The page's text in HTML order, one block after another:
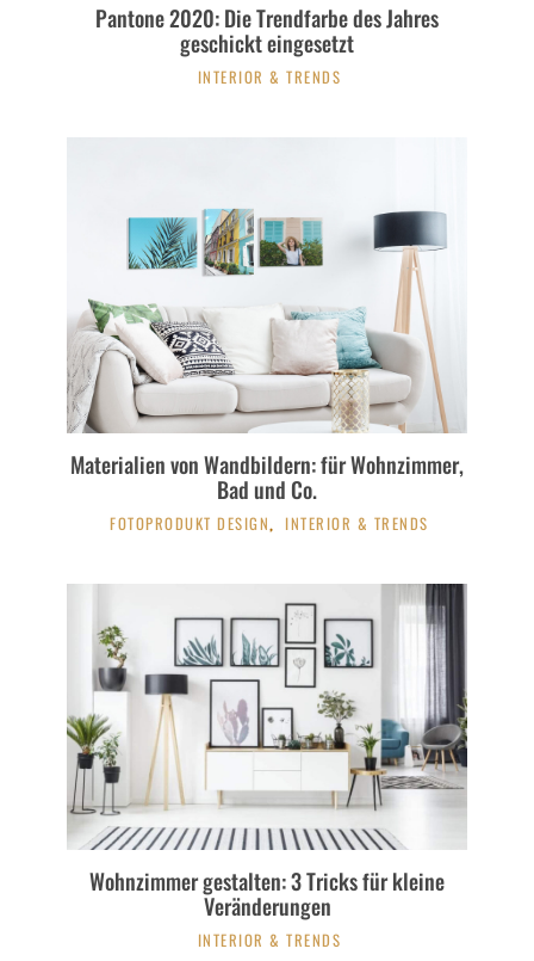
Pantone 2020: Die Trendfarbe des Jahres
geschickt eingesetzt
INTERIOR & TRENDS
Materialien von Wandbildern: für Wohnzimmer,
Bad und Co.
FOTOPRODUKT DESIGN, INTERIOR & TRENDS
Wohnzimmer gestalten: 3 Tricks für kleine
Veränderungen
INTERIOR & TRENDS